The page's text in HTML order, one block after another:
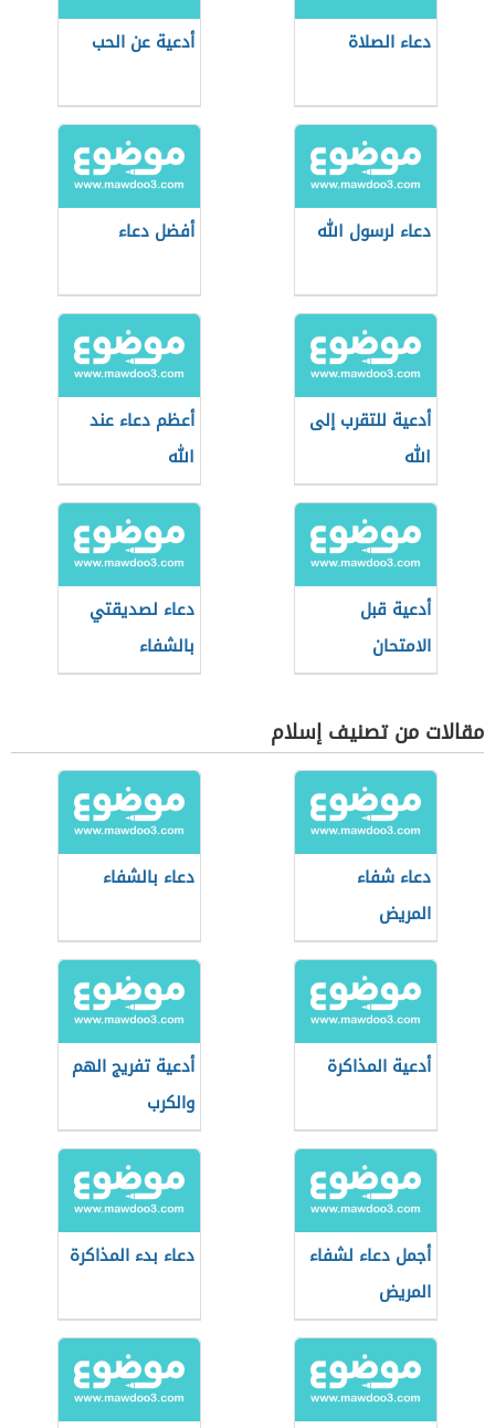
دعاء الصلاة أدعية عن الحب
دعاء لرسول الله أفضل دعاء
أدعية للتقرب إلى
الله
أعظم دعاء عند
الله
أدعية قبل
الامتحان
دعاء لصديقتي
بالشفاء
مقالات من تصنيف إسلام
دعاء شفاء
المريض
دعاء بالشفاء
أدعية المذاكرة
أدعية تفريج الهم
والكرب
أجمل دعاء لشفاء
المريض
دعاء بدء المذاكرة